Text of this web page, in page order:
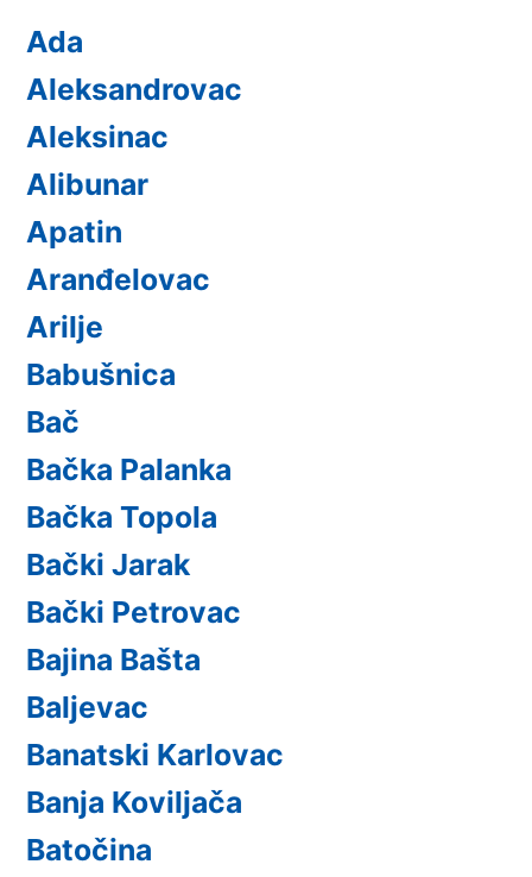
Ada
Aleksandrovac
Aleksinac
Alibunar
Apatin
Aranđelovac
Arilje
Babušnica
Bač
Bačka Palanka
Bačka Topola
Bački Jarak
Bački Petrovac
Bajina Bašta
Baljevac
Banatski Karlovac
Banja Koviljača
Batočina